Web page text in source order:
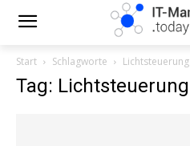
Start Schlagworte Lichtsteuerung
Tag: Lichtsteuerung